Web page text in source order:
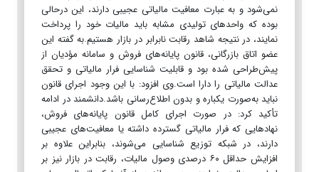
نمی‌شود و به عبارت معافیت مالیاتی عجیبی دارند، این درحالی
بوده که واحد‌های تولیدی مشابه باید مالیات خود را پرداخت
نمایند، در نتیجه شاهد رقابت نابرابر در بازار هستیم.به گفته این
عضو اتاق بازرگانی، قانون پایانه‌های فروش و سامانه مؤدیان از
پیش‌طراحی شده بود و قابلیت شناسایی فرار مالیاتی و تحقق
عدالت مالیاتی را دارا است.وی افزود: با این ‌وجود اجرای قانون
نباید به‌صورت یکباره و بدون اطلاع‌رسانی باشد.دانشمند در ادامه
تأکید کرد: در صورت اجرای کامل قانون پایانه‌های فروش،
نهاد‌هایی که فرار مالیاتی گسترده داشته یا معافیت‌های عجیبی
دارند، در شبکه توزیع شناسایی می‌شوند، بنابراین علاوه بر
افزایش حداقل ۶۰ درصدی وصول مالیات، رقابت در بازار نیز بر